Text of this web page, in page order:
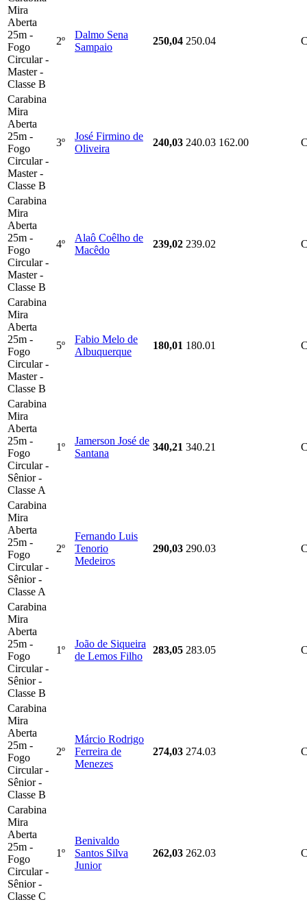
Mira
Aberta
25m -
Fogo
Circular -
Master -
Classe B
2º
Dalmo Sena
Sampaio
250,04 250.04
Carabina
Mira
Aberta
25m -
Fogo
Circular -
Master -
Classe B
3º
José Firmino de
Oliveira
240,03 240.03 162.00
Carabina
Mira
Aberta
25m -
Fogo
Circular -
Master -
Classe B
4º
Alaô Coêlho de
Macêdo
239,02 239.02
Carabina
Mira
Aberta
25m -
Fogo
Circular -
Master -
Classe B
5º
Fabio Melo de
Albuquerque
180,01 180.01
Carabina
Mira
Aberta
25m -
Fogo
Circular -
Sênior -
Classe A
1º
Jamerson José de
Santana
340,21 340.21
Carabina
Mira
Aberta
25m -
Fogo
Circular -
Sênior -
Classe A
2º
Fernando Luis
Tenorio
Medeiros
290,03 290.03
Carabina
Mira
Aberta
25m -
Fogo
Circular -
Sênior -
Classe B
1º
João de Siqueira
de Lemos Filho
283,05 283.05
Carabina
Mira
Aberta
25m -
Fogo
Circular -
Sênior -
Classe B
2º
Márcio Rodrigo
Ferreira de
Menezes
274,03 274.03
Carabina
Mira
Aberta
25m -
Fogo
Circular -
Sênior -
Classe C
1º
Benivaldo
Santos Silva
Junior
262,03 262.03